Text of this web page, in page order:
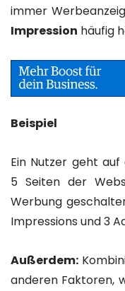
immer
Impression häufig
Beispiel
Ein Nutzer geht
5 Seiten der
Werbung
Impressions und 3
Außerdem:
anderen Faktoren,